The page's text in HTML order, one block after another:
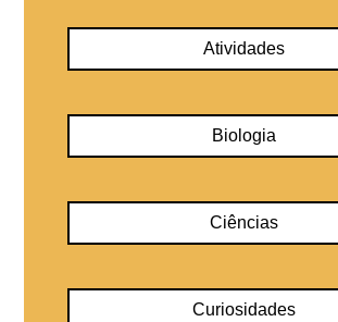
Atividades
Biologia
Ciências
Curiosidades